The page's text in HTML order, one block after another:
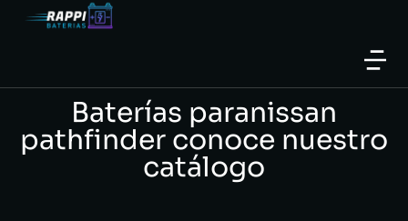
Baterías paranissan
pathfinder conoce nuestro
catálogo